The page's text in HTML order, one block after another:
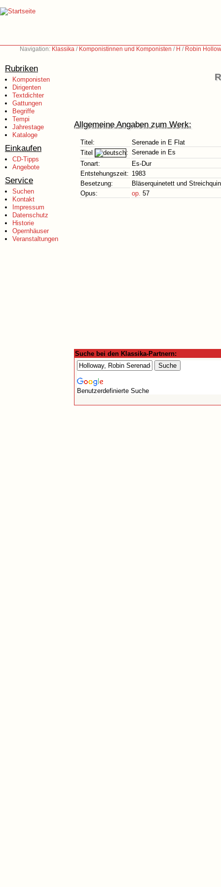
Navigation: Klassika / Komponistinnen und Komponisten / H / Robin
Rubriken
Komponisten
Dirigenten
Textdichter
Gattungen
Begriffe
Tempi
Jahrestage
Kataloge
Einkaufen
CD-Tipps
Angebote
Service
Suchen
Kontakt
Impressum
Datenschutz
Historie
Opernhäuser
Veranstaltungen
Allgemeine Angaben zum Werk:
Titel:
Serenade in E Flat
Titel
: Serenade in Es
Tonart:
Es-Dur
Entstehungszeit: 1983
Besetzung:
Bläserquinetett und
Opus:
op. 57
Suche bei den Klassika-Partnern:
Benutzerdefinierte Suche